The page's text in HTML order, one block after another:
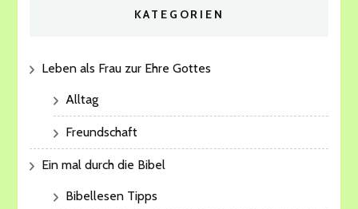
KATEGORIEN
Leben als Frau zur Ehre Gottes
Alltag
Freundschaft
Ein mal durch die Bibel
Bibellesen Tipps